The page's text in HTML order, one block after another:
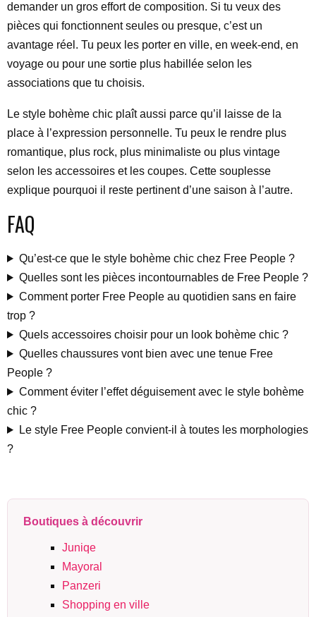
demander un gros effort de composition. Si tu veux des
pièces qui fonctionnent seules ou presque, c’est un
avantage réel. Tu peux les porter en ville, en week-end, en
voyage ou pour une sortie plus habillée selon les
associations que tu choisis.
Le style bohème chic plaît aussi parce qu’il laisse de la
place à l’expression personnelle. Tu peux le rendre plus
romantique, plus rock, plus minimaliste ou plus vintage
selon les accessoires et les coupes. Cette souplesse
explique pourquoi il reste pertinent d’une saison à l’autre.
FAQ
Qu’est-ce que le style bohème chic chez Free People ?
Quelles sont les pièces incontournables de Free People ?
Comment porter Free People au quotidien sans en faire
trop ?
Quels accessoires choisir pour un look bohème chic ?
Quelles chaussures vont bien avec une tenue Free
People ?
Comment éviter l’effet déguisement avec le style bohème
chic ?
Le style Free People convient-il à toutes les morphologies
?
Boutiques à découvrir
Juniqe
Mayoral
Panzeri
Shopping en ville